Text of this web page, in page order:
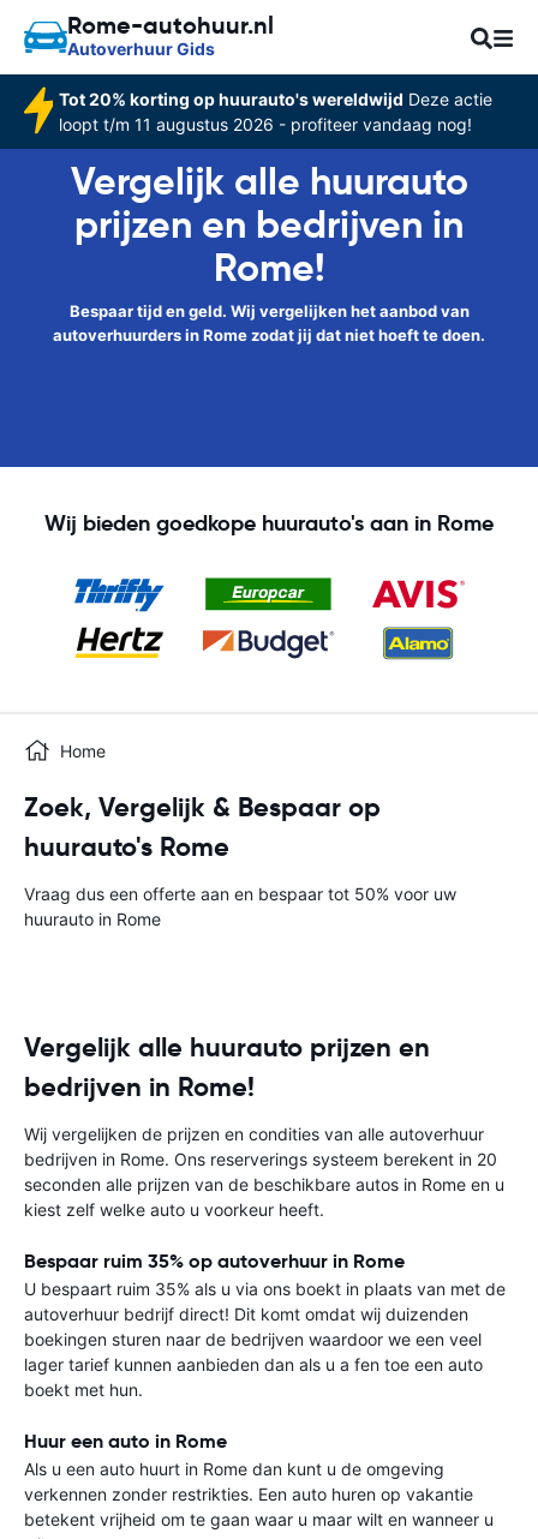
Rome-autohuur.nl
Autoverhuur Gids
Tot 20% korting op huurauto's wereldwijd Deze actie
loopt t/m 11 augustus 2026 - profiteer vandaag nog!
Vergelijk alle huurauto
prijzen en bedrijven in
Rome!
Bespaar tijd en geld. Wij vergelijken het aanbod van
autoverhuurders in Rome zodat jij dat niet hoeft te doen.
Wij bieden goedkope huurauto's aan in Rome
Home
Zoek, Vergelijk & Bespaar op
huurauto's Rome
Vraag dus een offerte aan en bespaar tot 50% voor uw
huurauto in Rome
Vergelijk alle huurauto prijzen en
bedrijven in Rome!
Wij vergelijken de prijzen en condities van alle autoverhuur
bedrijven in Rome. Ons reserverings systeem berekent in 20
seconden alle prijzen van de beschikbare autos in Rome en u
kiest zelf welke auto u voorkeur heeft.
Bespaar ruim 35% op autoverhuur in Rome
U bespaart ruim 35% als u via ons boekt in plaats van met de
autoverhuur bedrijf direct! Dit komt omdat wij duizenden
boekingen sturen naar de bedrijven waardoor we een veel
lager tarief kunnen aanbieden dan als u a fen toe een auto
boekt met hun.
Huur een auto in Rome
Als u een auto huurt in Rome dan kunt u de omgeving
verkennen zonder restrikties. Een auto huren op vakantie
betekent vrijheid om te gaan waar u maar wilt en wanneer u